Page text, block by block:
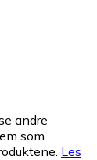
andre
som
Les